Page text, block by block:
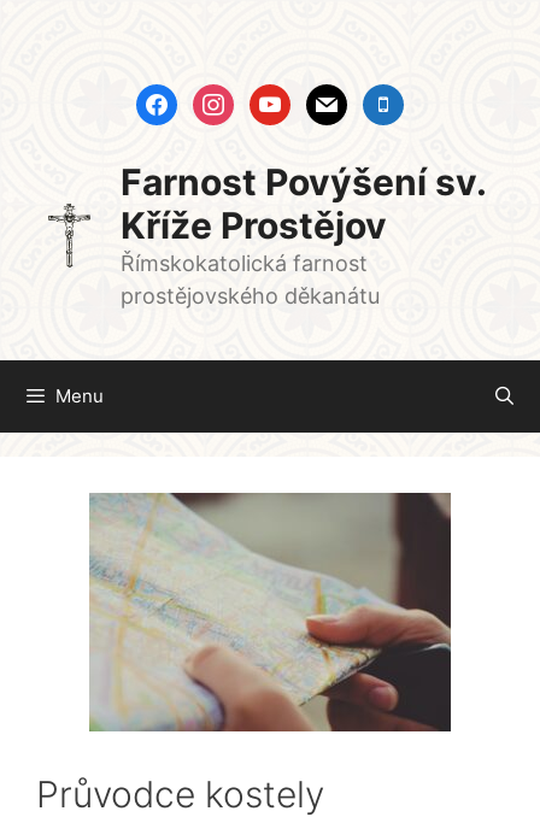
facebookinstagramyoutubemail mobile
Farnost Povýšení sv.
Kříže Prostějov
Římskokatolická farnost
prostějovského děkanátu
Menu
Průvodce kostely